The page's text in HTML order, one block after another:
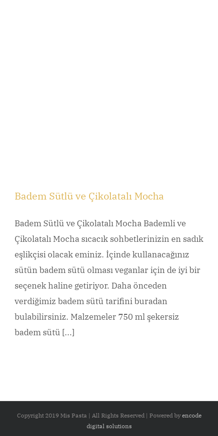
Badem Sütlü ve Çikolatalı Mocha
Badem Sütlü ve Çikolatalı Mocha Bademli ve
Çikolatalı Mocha sıcacık sohbetlerinizin en sadık
eşlikçisi olacak eminiz. İçinde kullanacağınız
sütün badem sütü olması veganlar için de iyi bir
seçenek haline getiriyor. Daha önceden
verdiğimiz badem sütü tarifini buradan
bulabilirsiniz. Malzemeler 750 ml şekersiz
badem sütü [...]
Copyright 2019 Mis Pasta | All Rights Reserved | Powered byencode
digital solutions